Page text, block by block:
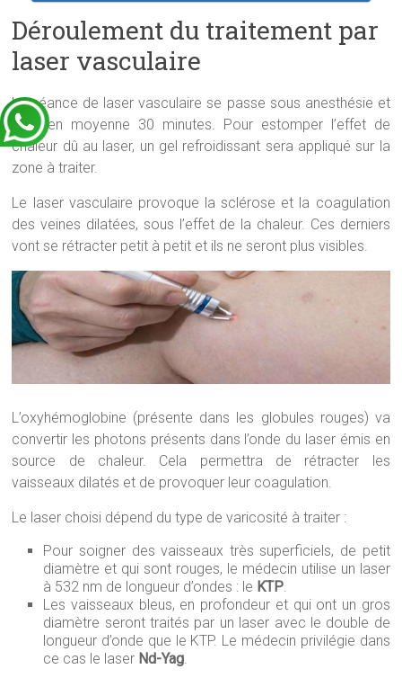
Déroulement du traitement par
laser vasculaire
La séance de laser vasculaire se passe sous anesthésie et
dure en moyenne 30 minutes. Pour estomper l’effet de
chaleur dû au laser, un gel refroidissant sera appliqué sur la
zone à traiter.
Le laser vasculaire provoque la sclérose et la coagulation
des veines dilatées, sous l’effet de la chaleur. Ces derniers
vont se rétracter petit à petit et ils ne seront plus visibles.
L’oxyhémoglobine (présente dans les globules rouges) va
convertir les photons présents dans l’onde du laser émis en
source de chaleur. Cela permettra de rétracter les
vaisseaux dilatés et de provoquer leur coagulation.
Le laser choisi dépend du type de varicosité à traiter :
Pour soigner des vaisseaux très superficiels, de petit
diamètre et qui sont rouges, le médecin utilise un laser
à 532 nm de longueur d’ondes : le KTP.
Les vaisseaux bleus, en profondeur et qui ont un gros
diamètre seront traités par un laser avec le double de
longueur d’onde que le KTP. Le médecin privilégie dans
ce cas le laser Nd-Yag.